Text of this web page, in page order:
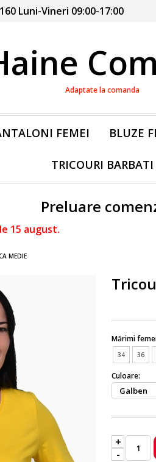
Luni-Vineri 09:00-17:00
Adaptate la comanda
FEMEI BLUZE
TRICOURI BARBATI
Preluare
15 august.
MEDIE
Mărimi
34 36
Culoare:
+
-